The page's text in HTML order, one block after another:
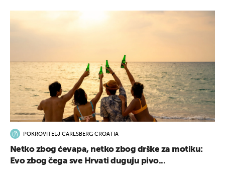
POKROVITELJ CARLSBERG CROATIA
Netko zbog ćevapa, netko zbog drške za motiku:
Evo zbog čega sve Hrvati duguju pivo...